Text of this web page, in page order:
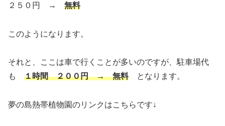
２５０円 → 無料
このようになります。
それと、ここは車で行くことが多いのですが、駐車場代
も １時間 ２００円 → 無料となります。
夢の島熱帯植物園のリンクはこちらです↓